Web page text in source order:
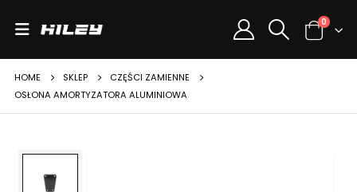
0
HOME SKLEP
CZĘŚCI ZAMIENNE
OSŁONA AMORTYZATORA ALUMINIOWA